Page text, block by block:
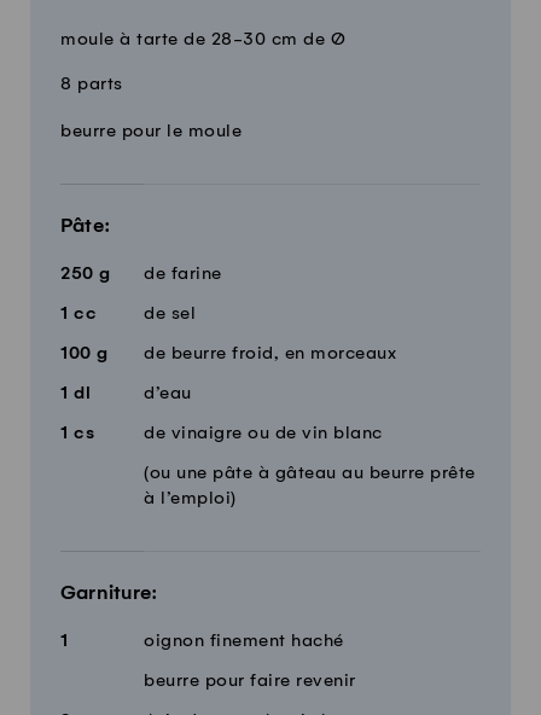
moule à tarte de 28-30 cm de Ø
8 parts
QuantitéIngrédients
beurre pour le moule
Pâte:
250 g de farine
1 cc de sel
100 g de beurre froid, en morceaux
1 dl d’eau
1 cs de vinaigre ou de vin blanc
(ou une pâte à gâteau au beurre prête
à l’emploi)
Garniture:
1 oignon finement haché
beurre pour faire revenir